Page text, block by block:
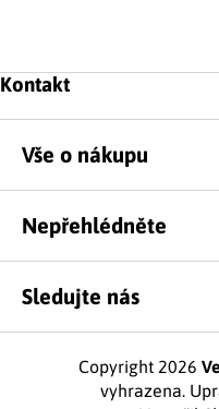
Zápatí
Kontakt
Vše o nákupu
Nepřehlédněte
Sledujte nás
Copyright 2026
vyhrazena.